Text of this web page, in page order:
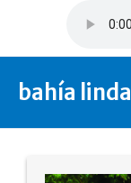
contenido
bahía linda